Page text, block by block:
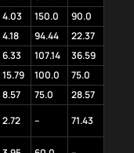
4.03 150.0
90.0
4.18 94.44
22.37
6.33 107.14
36.59
15.79 100.0
75.0
8.57 75.0
28.57
2.72 – 71.43